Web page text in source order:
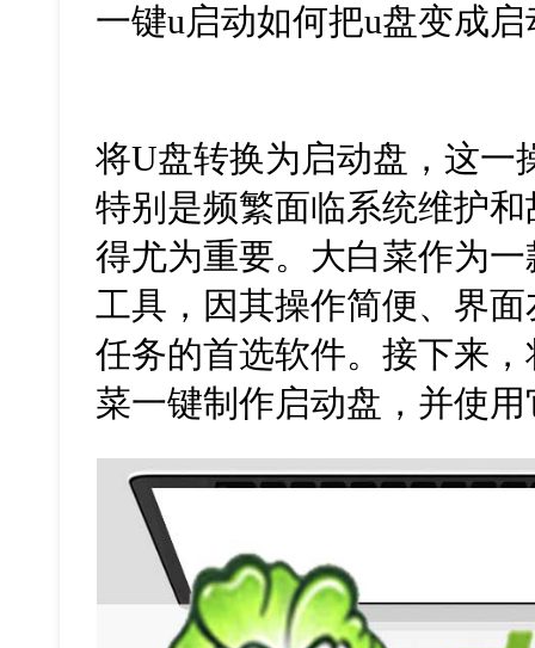
一键u 启动如何把u盘变成启
将U盘转换为启动盘，这一
特别是频繁面临系统维护
得尤为重要。大白菜作为
工具，因其操作简便、界
任务的首选软件。接下来
菜一键制作启动盘，并使